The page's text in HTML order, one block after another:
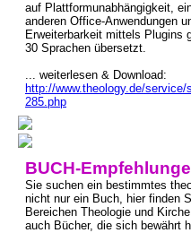
auf Plattformunabhängigkeit,
anderen Office-Anwendungen
Erweiterbarkeit mittels Plugins
30 Sprachen übersetzt.
... weiterlesen & Download:
http://www.theology.de/
285.php
BUCH-
Sie suchen ein bestimmtes
nicht nur ein Buch, hier finden
Bereichen Theologie und
auch Bücher, die sich bewährt